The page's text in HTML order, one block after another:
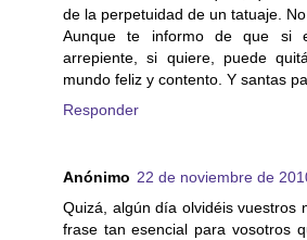
de la perpetuidad de un tatuaje.
Aunque te informo de que si
arrepiente, si quiere, puede
mundo feliz y contento. Y santas
Responder
Anónimo 22 de noviembre de
Quizá, algún día olvidéis vuestros
frase tan esencial para vosotros